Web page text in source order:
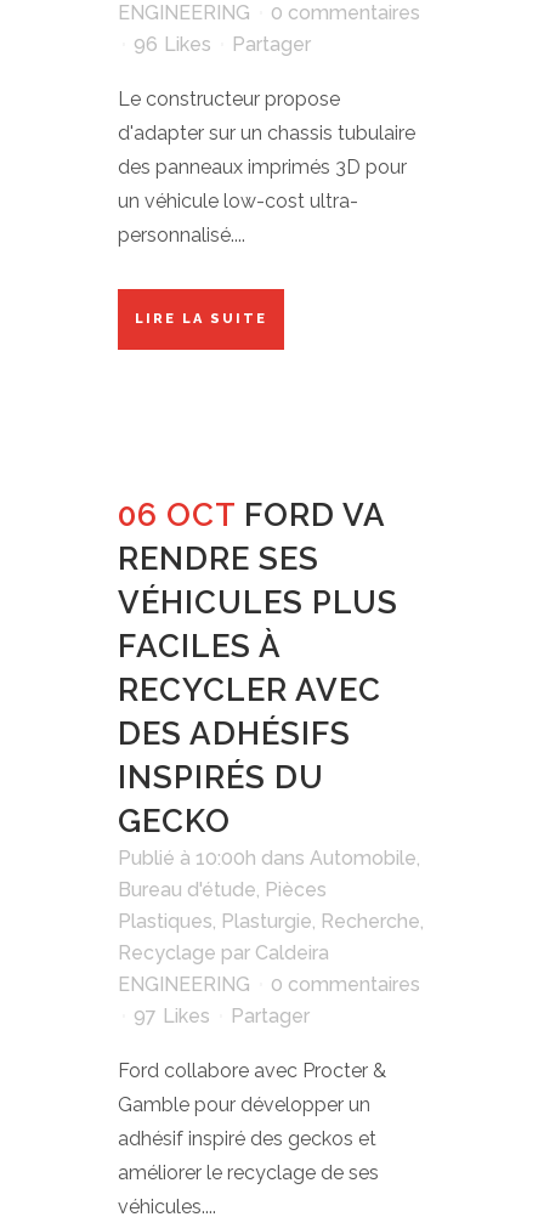
ENGINEERING
0 commentaires
96 Likes Partager
Le constructeur propose
d'adapter sur un chassis tubulaire
des panneaux imprimés 3D pour
un véhicule low-cost ultra-
personnalisé....
LIRE LA SUITE
06 OCT FORD VA
RENDRE SES
VÉHICULES PLUS
FACILES À
RECYCLER AVEC
DES ADHÉSIFS
INSPIRÉS DU
GECKO
Publié à 10:00h dans Automobile,
Bureau d'étude, Pièces
Plastiques, Plasturgie, Recherche,
Recyclage par Caldeira
ENGINEERING
0 commentaires
97 Likes Partager
Ford collabore avec Procter &
Gamble pour développer un
adhésif inspiré des geckos et
améliorer le recyclage de ses
véhicules....